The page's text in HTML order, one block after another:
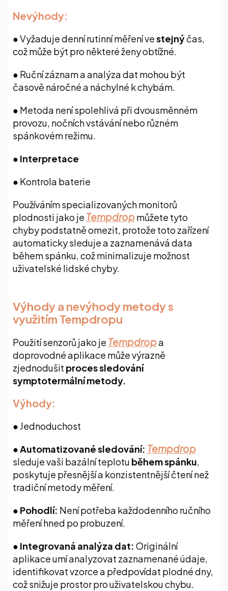
Nevýhody:
●Vyžaduje denní rutinní měření vestejnýčas,
což může být pro některé ženy obtížné.
● Ruční záznam a analýza dat mohou být
časově náročné a náchylné k chybám.
● Metoda není spolehlivá při dvousměnném
provozu, nočních vstávání nebo různém
spánkovém režimu.
● Interpretace
● Kontrola baterie
Používáním specializovaných monitorů
plodnosti jako je Tempdropmůžete tyto
chyby podstatně omezit, protože toto zařízení
automaticky sleduje a zaznamenává data
během spánku, což minimalizuje možnost
uživatelské lidské chyby.
Výhody a nevýhody metody s
využitím Tempdropu
Použití senzorů jako je Tempdropa
doprovodné aplikace může výrazně
zjednodušit proces sledování
symptotermální metody.
Výhody:
●Jednoduchost
●Automatizované sledování: Tempdrop
sleduje vaši bazální teplotu během spánku,
poskytuje přesnější a konzistentnější čtení než
tradiční metody měření.
● Pohodlí: Není potřeba každodenního ručního
měření hned po probuzení.
● Integrovaná analýza dat: Originální
aplikace umí analyzovat zaznamenané údaje,
identifikovat vzorce a předpovídat plodné dny,
což snižuje prostor pro uživatelskou chybu.